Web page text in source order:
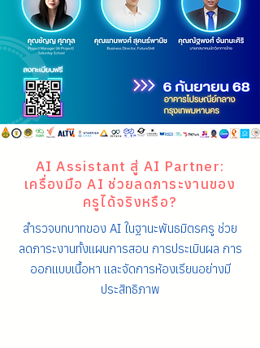
AI Assistant สู่ AI Partner:
เครื่องมือ AI ช่วยลดภาระงานของ
ครูได้จริงหรือ?
สำรวจบทบาทของ AI ในฐานะพันธมิตรครู ช่วย
ลดภาระงานทั้งแผนการสอน การประเมินผล การ
ออกแบบเนื้อหา และจัดการห้องเรียนอย่างมี
ประสิทธิภาพ